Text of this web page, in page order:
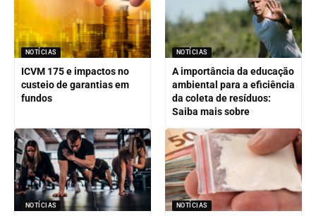
NOTÍCIAS
ICVM 175 e impactos no
custeio de garantias em
fundos
NOTÍCIAS
A importância da educação
ambiental para a eficiência
da coleta de resíduos:
Saiba mais sobre
NOTÍCIAS NOTÍCIAS